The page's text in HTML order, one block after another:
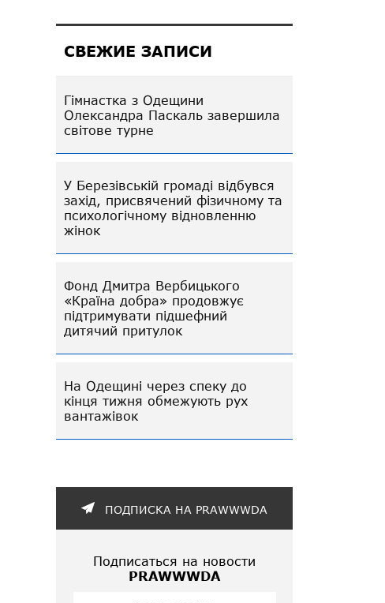
СВЕЖИЕ ЗАПИСИ
Гімнастка з Одещини
Олександра Паскаль завершила
світове турне
У Березівській громаді відбувся
захід, присвячений фізичному та
психологічному відновленню
жінок
Фонд Дмитра Вербицького
«Країна добра» продовжує
підтримувати підшефний
дитячий притулок
На Одещині через спеку до
кінця тижня обмежують рух
вантажівок
ПОДПИСКА НА PRAWWWDA
Подписаться на новости
PRAWWWDA